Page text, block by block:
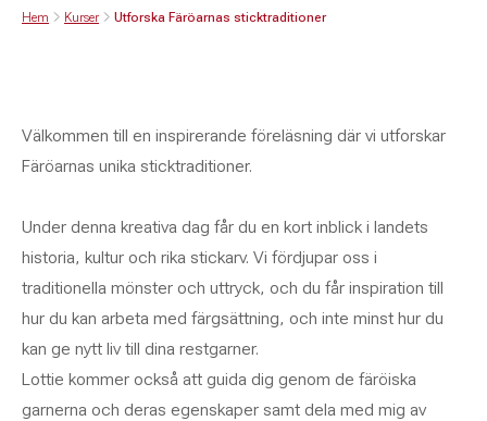
Hem Kurser Utforska Färöarnas sticktraditioner
Välkommen till en inspirerande föreläsning där vi utforskar
Färöarnas unika sticktraditioner.
Under denna kreativa dag får du en kort inblick i landets
historia, kultur och rika stickarv. Vi fördjupar oss i
traditionella mönster och uttryck, och du får inspiration till
hur du kan arbeta med färgsättning, och inte minst hur du
kan ge nytt liv till dina restgarner.
Lottie kommer också att guida dig genom de färöiska
garnerna och deras egenskaper samt dela med mig av